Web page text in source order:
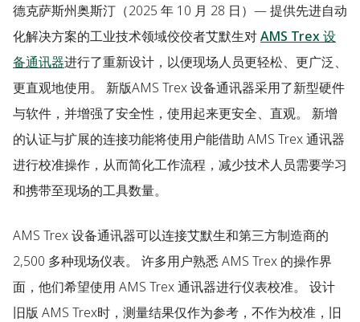
德克萨斯州奥斯汀 （2025 年 10 月 28 日）— 提供先进自动
化解决方案的工业技术领域佼佼者艾默生对AMS Trex 设
备通讯器进行了重新设计，以便现场人员更轻松、更广泛、
更直观地使用。 新版AMS Trex 设备通讯器采用了新型硬件
与软件，并增强了安全性，使用起来更安全、直观。 新增
的认证与扩展的连接功能将使用户能借助 AMS Trex 通讯器
进行校准操作，从而简化工作流程，减少技术人员需要学习
和携带至现场的工具数量。
AMS Trex 设备通讯器可以连接艾默生和第三方制造商的
2,500 多种现场仪表。 许多用户熟悉 AMS Trex 的操作界
面，他们希望使用 AMS Trex 通讯器进行仪表校准。 设计
旧版 AMS Trex时，测量结果仅作为参考，不作为校准，旧